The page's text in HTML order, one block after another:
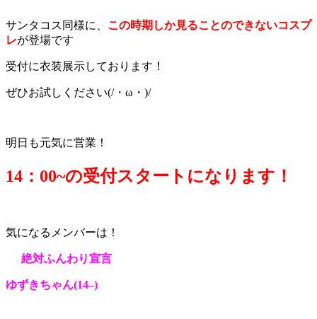
サンタコス同様に、 この時期しか見ることのできないコスプ
レが登場です
受付に衣装展示しております！
ぜひお試しください(/・ω・)/
明日も元気に営業！
14：00~の受付スタートになります！
気になるメンバーは！
絶対ふんわり宣言
ゆずきちゃん(14–)